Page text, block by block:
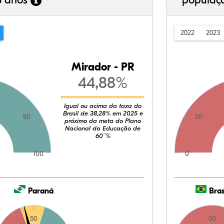
80
100
Mirador - PR
44,88%
Igual ou acima da taxa do
Brasil de 38,28% em 2025 e
próximo da meta do Plano
Nacional da Educação de
60¨%
Paraná
50
2022 2023
0
20
50